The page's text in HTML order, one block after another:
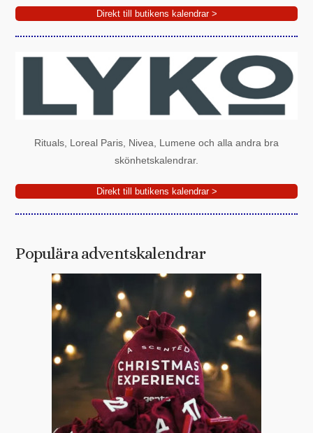
Direkt till butikens kalendrar >
Rituals, Loreal Paris, Nivea, Lumene och alla andra bra
skönhetskalendrar.
Direkt till butikens kalendrar >
Populära adventskalendrar